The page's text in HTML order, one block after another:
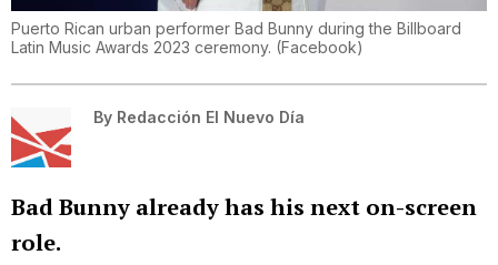
Puerto Rican urban performer Bad Bunny during the Billboard
Latin Music Awards 2023 ceremony. (Facebook)
By Redacción El Nuevo Día
Bad Bunny already has his next on-screen
role.